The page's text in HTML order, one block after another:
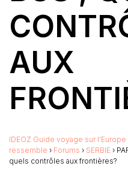
AUX
IDEOZ Guide voyage sur
ressemble › Forums › SERBIE ›
quels contrôles aux frontières?